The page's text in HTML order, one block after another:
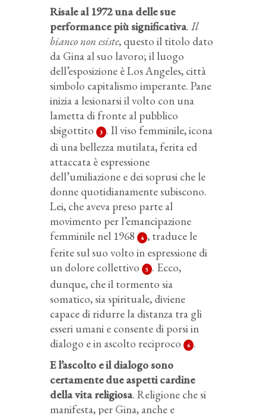
Risale al 1972 una delle sue
performance più significativa. Il
bianco non esiste, questo il titolo dato
da Gina al suo lavoro; il luogo
dell’esposizione è Los Angeles, città
simbolo capitalismo imperante. Pane
inizia a lesionarsi il volto con una
lametta di fronte al pubblico
sbigottito
3 . Il viso femminile, icona
di una bellezza mutilata, ferita ed
attaccata è espressione
dell’umiliazione e dei soprusi che le
donne quotidianamente subiscono.
Lei, che aveva preso parte al
movimento per l’emancipazione
femminile nel 1968
4 , traduce le
ferite sul suo volto in espressione di
un dolore collettivo
5 . Ecco,
dunque, che il tormento sia
somatico, sia spirituale, diviene
capace di ridurre la distanza tra gli
esseri umani e consente di porsi in
dialogo e in ascolto reciproco
6 .
E l’ascolto e il dialogo sono
certamente due aspetti cardine
della vita religiosa. Religione che si
manifesta, per Gina, anche e